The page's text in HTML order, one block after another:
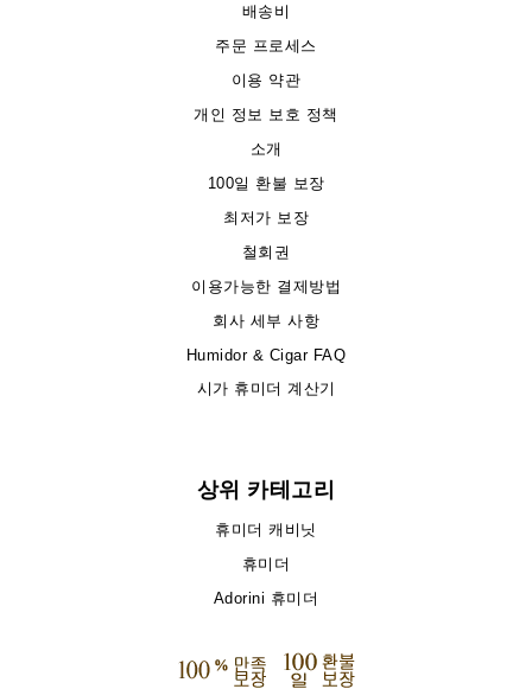
배송비
주문 프로세스
이용 약관
개인 정보 보호 정책
소개
100일 환불 보장
최저가 보장
철회권
이용가능한 결제방법
회사 세부 사항
Humidor & Cigar FAQ
시가 휴미더 계산기
상위 카테고리
휴미더 캐비닛
휴미더
Adorini 휴미더